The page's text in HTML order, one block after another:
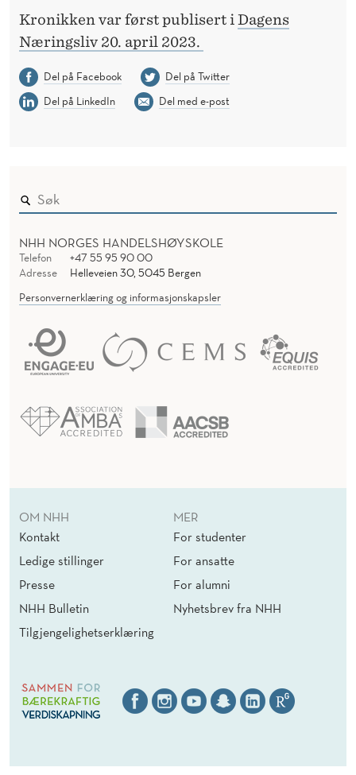
Kronikken var først publisert i Dagens
Næringsliv 20. april 2023.
Del på Facebook
Del på Twitter
Del på LinkedIn
Del med e-post
NHH NORGES HANDELSHØYSKOLE
Telefon
+47 55 95 90 00
Adresse
Helleveien 30, 5045 Bergen
Personvernerklæring og informasjonskapsler
OM NHH
Kontakt
Ledige stillinger
Presse
NHH Bulletin
Tilgjengelighetserklæring
MER
For studenter
For ansatte
For alumni
Nyhetsbrev fra NHH